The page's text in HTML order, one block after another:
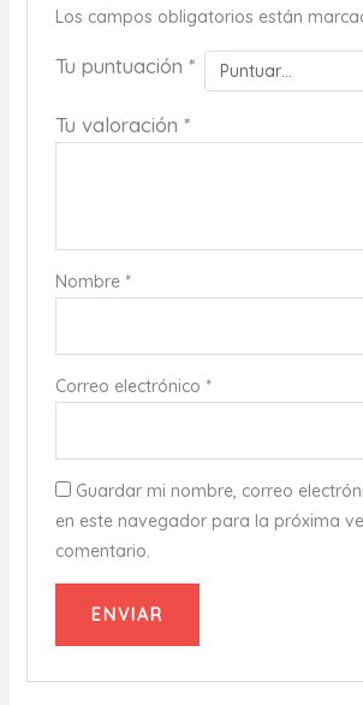
Los campos obligatorios están
Tu puntuación *
Tu valoración *
Nombre *
Correo electrónico *
Guardar mi nombre, correo
en este navegador para la próxima
comentario.